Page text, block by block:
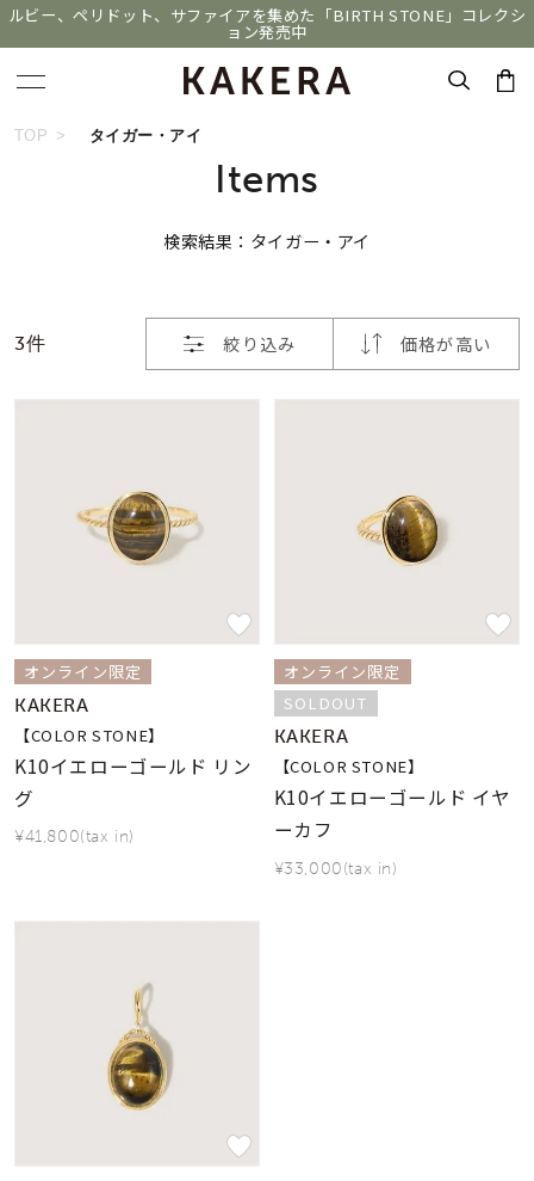
ルビー、ペリドット、サファイアを集めた「BIRTH STONE」コレクシ
ョン発売中
人気検索キーワード
#エタニティ #ペアリング
カテゴリー すべてのジュエリー
カラー
誕生石
モチーフ
着用シーン
TOP タイガー・アイ
Items
検索結果：タイガー・アイ
3件 絞り込み 価格が高い
お気に入り登録数
オンライン限定
KAKERA
【COLOR STONE】
K10イエローゴールド リン
グ
¥41,800(tax in)
オンライン限定
SOLDOUT
KAKERA
【COLOR STONE】
K10イエローゴールド イヤ
ーカフ
¥33,000(tax in)